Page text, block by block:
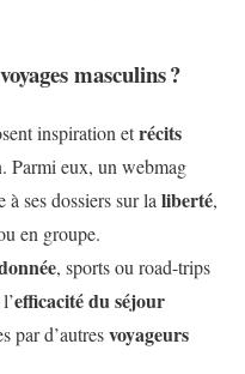
masculins ?
inspiration etrécits
Parmi eux, un webmag
à ses dossiers sur la liberté,
en groupe.
, sports ou road-trips
efficacité du séjour
par d’autresvoyageurs